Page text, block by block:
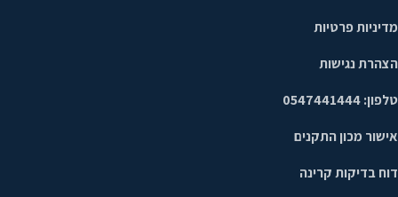
מדיניות פרטיות
הצהרת נגישות
טלפון: 0547441444
אישור מכון התקנים
דוח בדיקות קרינה